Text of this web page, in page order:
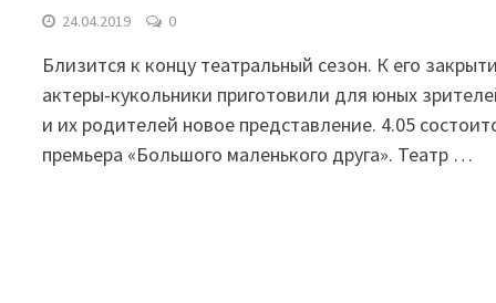
24.04.2019 0
Близится к концу театральный сезон. К его
актеры-кукольники приготовили для юных
и их родителей новое представление. 4.05
премьера «Большого маленького друга». Театр …